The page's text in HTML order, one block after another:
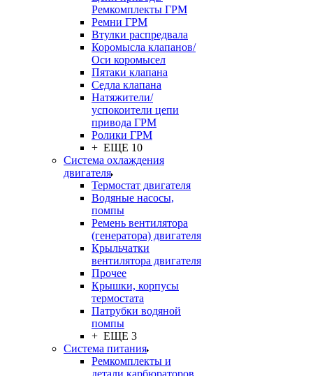
Ремкомплекты ГРМ
Ремни ГРМ
Втулки распредвала
Коромысла клапанов/
Оси коромысел
Пятаки клапана
Седла клапана
Натяжители/
успокоители цепи
привода ГРМ
Ролики ГРМ
+ ЕЩЕ 10
Система охлаждения
двигателя
Термостат двигателя
Водяные насосы,
помпы
Ремень вентилятора
(генератора) двигателя
Крыльчатки
вентилятора двигателя
Прочее
Крышки, корпусы
термостата
Патрубки водяной
помпы
+ ЕЩЕ 3
Система питания
Ремкомплекты и
детали карбюраторов